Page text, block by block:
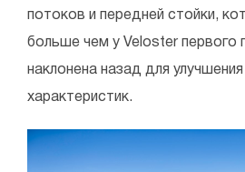
потоков и передней стойки,
больше чем у Veloster первого
наклонена назад для
характеристик.